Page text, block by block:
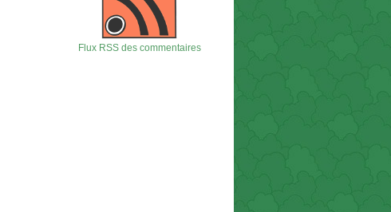
Flux RSS des commentaires